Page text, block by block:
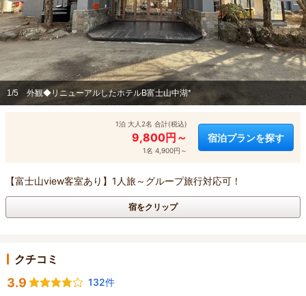
1/5 外観◆リニューアルしたホテルB富士山中湖*
1泊 大人2名 合計(税込)
9,800円～
1名 4,900円～
宿泊プランを探す
【富士山view客室あり】1人旅～グループ旅行対応可！
宿をクリップ
クチコミ
3.9
132件